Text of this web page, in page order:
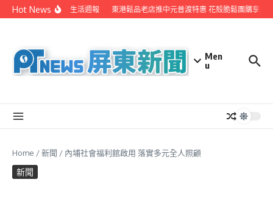
Skip to content
Hot NewsEYE台灣生活週報 東港鬆品老店推中元普渡特惠 花殼脆鬆團購享超值
Men
u
Home /新聞 / 內埔社會福利館啟用 落實多元全人照顧
新聞